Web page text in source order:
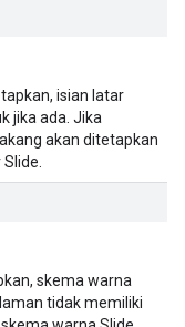
isian latar
jika ada. Jika
akan ditetapkan
skema warna
tidak memiliki